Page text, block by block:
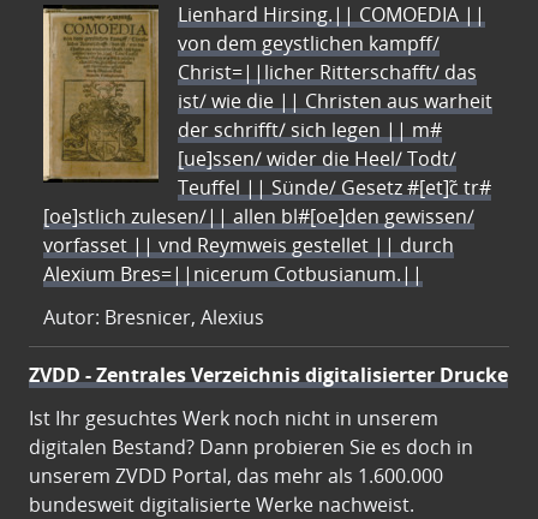
Lienhard Hirsing.|| COMOEDIA ||
von dem geystlichen kampff/
Christ=||licher Ritterschafft/ das
ist/ wie die || Christen aus warheit
der schrifft/ sich legen || m#
[ue]ssen/ wider die Heel/ Todt/
Teuffel || Sünde/ Gesetz #[et]c̃ tr#
[oe]stlich zulesen/|| allen bl#[oe]den gewissen/
vorfasset || vnd Reymweis gestellet || durch
Alexium Bres=||nicerum Cotbusianum.||
Autor: Bresnicer, Alexius
ZVDD - Zentrales Verzeichnis digitalisierter Drucke
Ist Ihr gesuchtes Werk noch nicht in unserem
digitalen Bestand? Dann probieren Sie es doch in
unserem ZVDD Portal, das mehr als 1.600.000
bundesweit digitalisierte Werke nachweist.